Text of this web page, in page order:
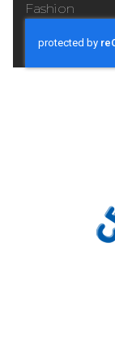
Fashion